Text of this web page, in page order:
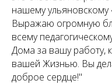
нашему ульяновскому
Выражаю огромную
всему
Дома за вашу работу,
вашей Жизнью. Вы
доброе сердце!"